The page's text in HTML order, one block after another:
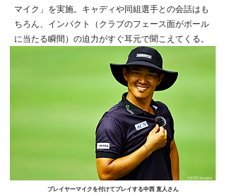
マイク」を実施。キャディや同組選手との会話はも
ちろん、インパクト（クラブのフェース面がボール
に当たる瞬間）の迫力がすぐ耳元で聞こえてくる。
プレイヤーマイクを付けてプレイする中西 直人さん